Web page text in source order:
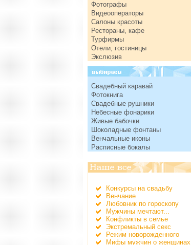
Фотографы
Видеооператоры
Салоны красоты
Рестораны, кафе
Турфирмы
Отели, гостиницы
Экслюзив
Свадебный каравай
Фотокнига
Свадебные рушники
Небесные фонарики
Живые бабочки
Шоколадные фонтаны
Венчальные иконы
Расписные бокалы
Конкурсы на свадьбу
Венчание
Любовник по гороскопу
Мужчины мечтают...
Конфликты в семье
Экстремальный секс
Режим новорожденного
Мифы мужчин о женщинах